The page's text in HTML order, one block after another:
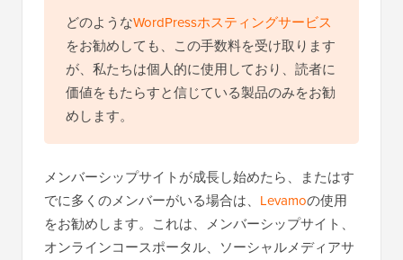
どのようなWordPressホスティングサービス
をお勧めしても、この手数料を受け取ります
が、私たちは個人的に使用しており、読者に
価値をもたらすと信じている製品のみをお勧
めします。
メンバーシップサイトが成長し始めたら、またはす
でに多くのメンバーがいる場合は、 Levamoの使用
をお勧めします。これは、メンバーシップサイト、
オンラインコースポータル、ソーシャルメディアサ